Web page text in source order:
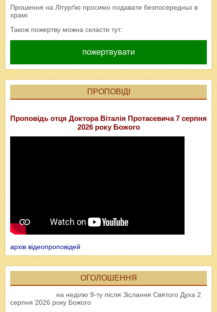
Прошення на Літурґію просимо подавати безпосередньо в
храмі
Також пожертву можна скласти тут:
пожертвувати
ПРОПОВІДІ
Проповідь отця Доктора Віталія Протасевича 7 серпня
2026 року Божого
архів відеопроповідей
ОГОЛОШЕННЯ
на неділю 9-ту після Зіслання Святого Духа 2
серпня 2026 року Божого